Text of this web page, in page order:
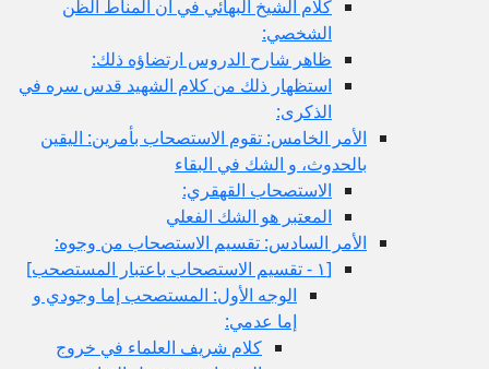
كلام الشيخ البهائي في أن المناط الظن
الشخصي:
ظاهر شارح الدروس ارتضاؤه ذلك:
استظهار ذلك من كلام الشهيد قدس سره في
الذكرى:
الأمر الخامس: تقوم الاستصحاب بأمرين: اليقين
بالحدوث، و الشك في البقاء
الاستصحاب القهقري:
المعتبر هو الشك الفعلي
الأمر السادس: تقسيم الاستصحاب من وجوه:
[١ - تقسيم الاستصحاب باعتبار المستصحب‏]
الوجه الأول: المستصحب إما وجودي و
إما عدمي:
كلام شريف العلماء في خروج